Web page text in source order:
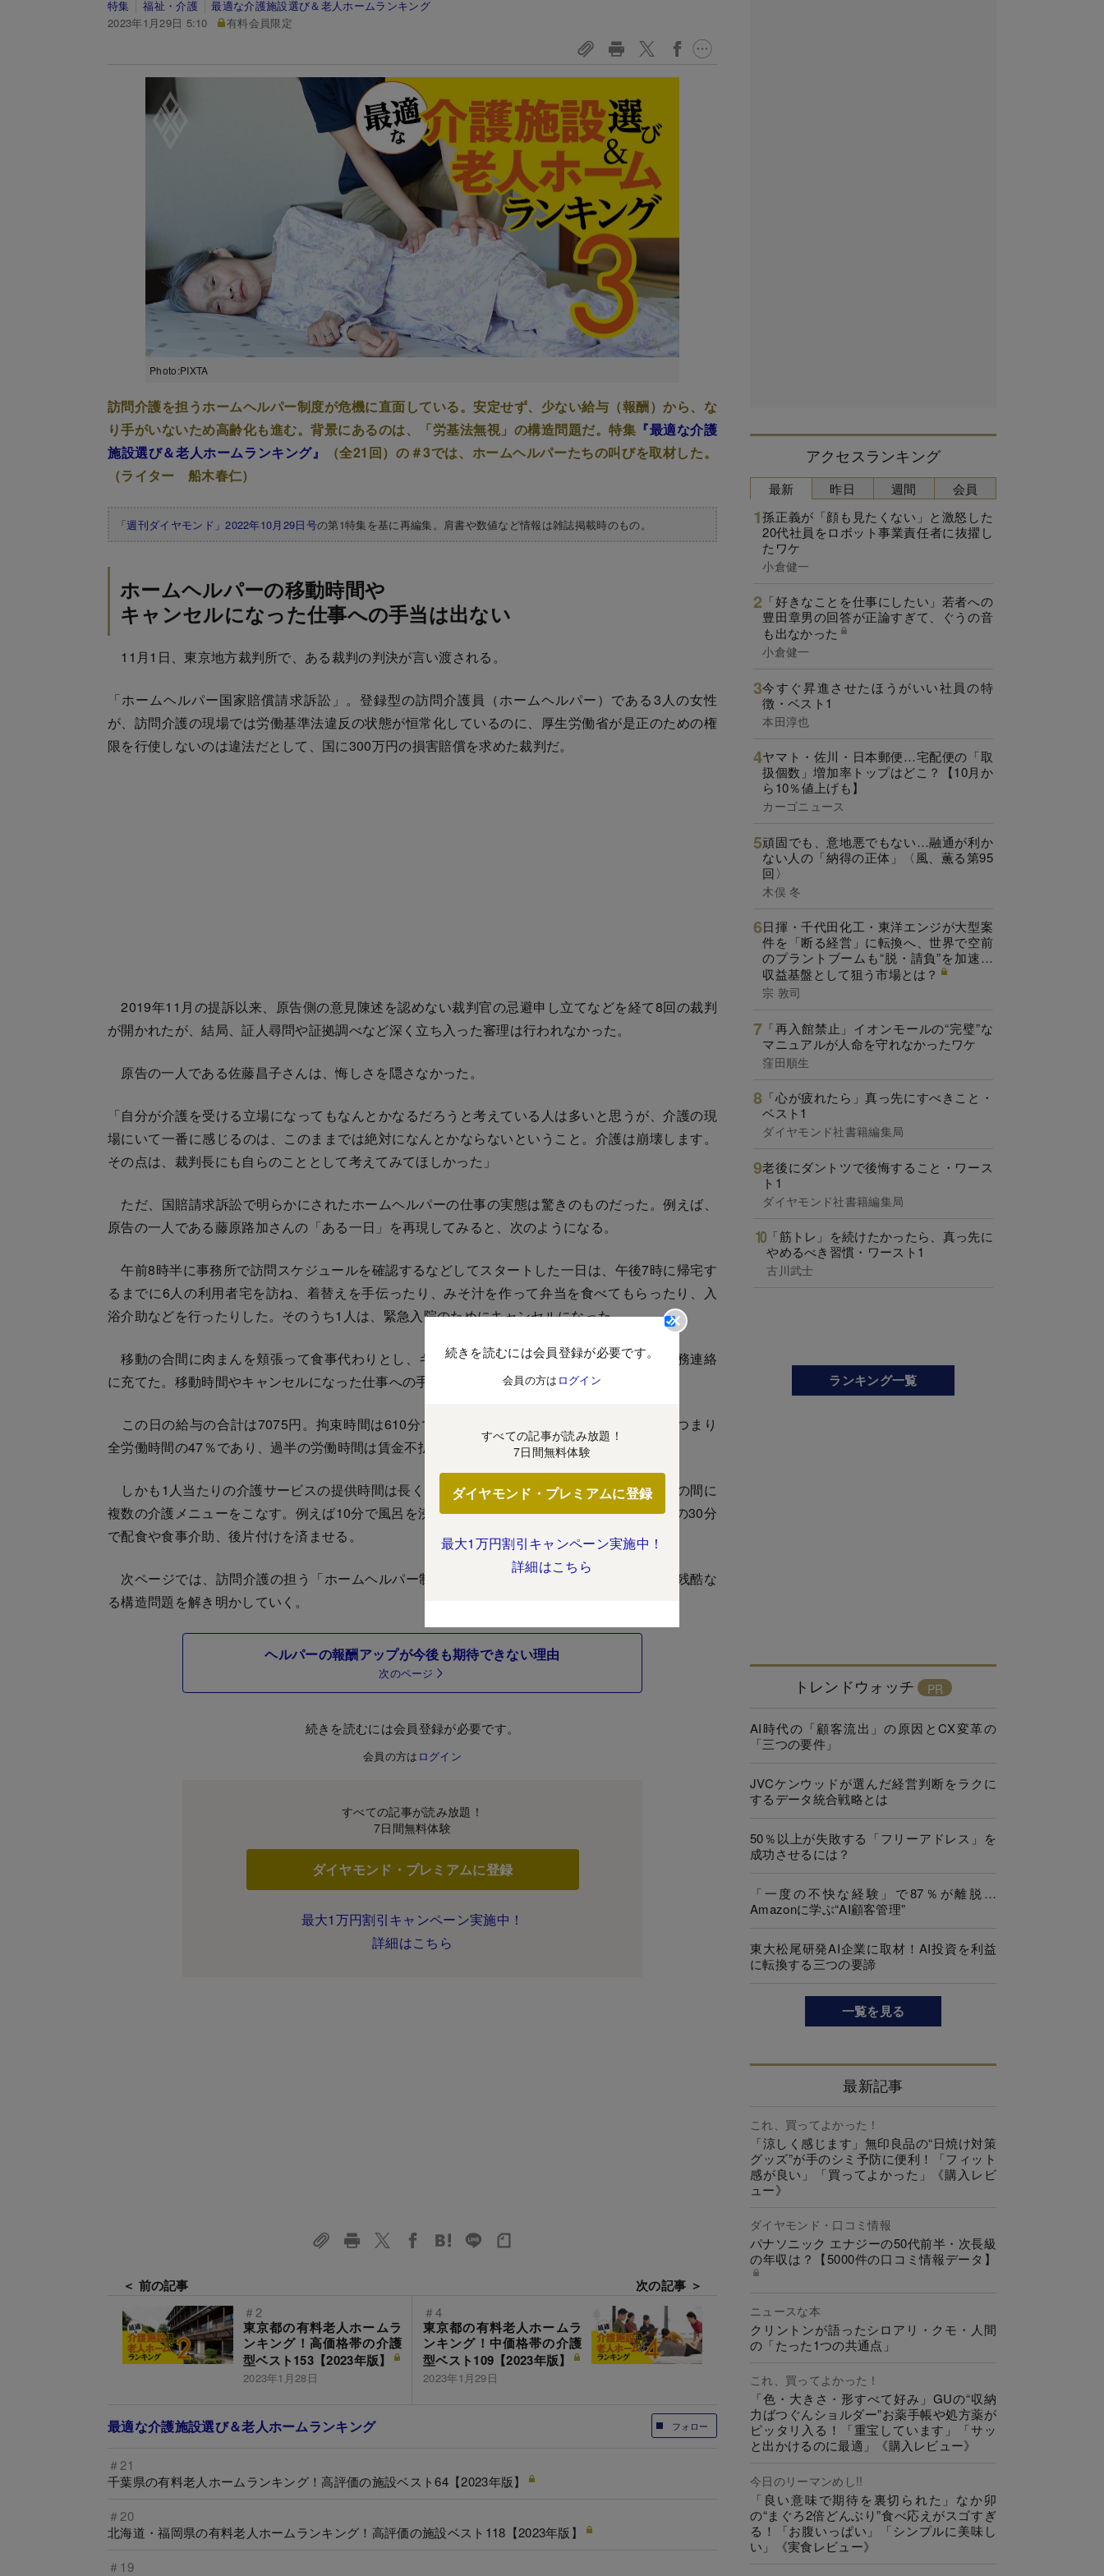
特集 福祉・介護
最適な介護施設選び＆老人ホームランキング
2023年1月29日 5:10
有料会員限定
Photo:PIXTA
訪問介護を担うホームヘルパー制度が危機に直面している。安定せず、少ない給与（報酬）から、な
り手がいないため高齢化も進む。背景にあるのは、「労基法無視」の構造問題だ。特集 『最適な介護
施設選び＆老人ホームランキング』
（全21回）の＃3では、ホームヘルパーたちの叫びを取材した。
（ライター 船木春仁）
「週刊ダイヤモンド」2022年10月29日号の第1特集を基に再編集。肩書や数値など情報は雑誌掲載時のもの。
ホームヘルパーの移動時間や
キャンセルになった仕事への手当は出ない
11月1日、東京地方裁判所で、ある裁判の判決が言い渡される。
「ホームヘルパー国家賠償請求訴訟」。登録型の訪問介護員（ホームヘルパー）である3人の女性
が、訪問介護の現場では労働基準法違反の状態が恒常化しているのに、厚生労働省が是正のための権
限を行使しないのは違法だとして、国に300万円の損害賠償を求めた裁判だ。
2019年11月の提訴以来、原告側の意見陳述を認めない裁判官の忌避申し立てなどを経て8回の裁判
が開かれたが、結局、証人尋問や証拠調べなど深く立ち入った審理は行われなかった。
原告の一人である佐藤昌子さんは、悔しさを隠さなかった。
「自分が介護を受ける立場になってもなんとかなるだろうと考えている人は多いと思うが、介護の現
場にいて一番に感じるのは、このままでは絶対になんとかならないということ。介護は崩壊します。
その点は、裁判長にも自らのこととして考えてみてほしかった」
ただ、国賠請求訴訟で明らかにされたホームヘルパーの仕事の実態は驚きのものだった。例えば、
原告の一人である藤原路加さんの「ある一日」を再現してみると、次のようになる。
午前8時半に事務所で訪問スケジュールを確認するなどしてスタートした一日は、午後7時に帰宅す
るまでに6人の利用者宅を訪ね、着替えを手伝ったり、みそ汁を作って弁当を食べてもらったり、入
浴介助などを行ったりした。そのうち1人は、緊急入院のためにキャンセルになった。
移動の合間に肉まんを頬張って食事代わりとし、キャンセルで待機となった時間は公園で事務連絡
に充てた。移動時間やキャンセルになった仕事への手当はない。
この日の給与の合計は7075円。拘束時間は610分で、そのうちサービス提供時間は285分。つまり
全労働時間の47％であり、過半の労働時間は賃金不払いとなっていた。
しかも1人当たりの介護サービスの提供時間は長くても1時間で、最短の人は30分だった。この間に
複数の介護メニューをこなす。例えば10分で風呂を沸かし、20分で洗髪と洗身を済ませ、残りの30分
で配食や食事介助、後片付けを済ませる。
次ページでは、訪問介護の担う「ホームヘルパー制度」危機の裏にある、「労基法無視」の残酷な
る構造問題を解き明かしていく。
ヘルパーの報酬アップが今後も期待できない理由
次のページ
続きを読むには会員登録が必要です。
会員の方は ログイン
すべての記事が読み放題！
7日間無料体験
ダイヤモンド・プレミアムに登録
最大1万円割引キャンペーン実施中！
詳細はこちら
続きを読むには会員登録が必要です。
会員の方は ログイン
すべての記事が読み放題！
7日間無料体験
ダイヤモンド・プレミアムに登録
最大1万円割引キャンペーン実施中！
詳細はこちら
＜ 前の記事
＃2
東京都の有料老人ホームラ
ンキング！高価格帯の介護
型ベスト153【2023年版】
2023年1月28日
次の記事 ＞
＃4
東京都の有料老人ホームラ
ンキング！中価格帯の介護
型ベスト109【2023年版】
2023年1月29日
フォロー
最適な介護施設選び＆老人ホームランキング
＃21
千葉県の有料老人ホームランキング！高評価の施設ベスト64【2023年版】
＃20
北海道・福岡県の有料老人ホームランキング！高評価の施設ベスト118【2023年版】
＃19
アクセスランキング
最新
孫正義が「顔も見たくない」と激怒した
20代社員をロボット事業責任者に抜擢し
たワケ
小倉健一
「好きなことを仕事にしたい」若者への
豊田章男の回答が正論すぎて、ぐうの音
も出なかった
小倉健一
今すぐ昇進させたほうがいい社員の特
徴・ベスト1
本田淳也
ヤマト・佐川・日本郵便…宅配便の「取
扱個数」増加率トップはどこ？【10月か
ら10％値上げも】
カーゴニュース
頑固でも、意地悪でもない…融通が利か
ない人の「納得の正体」〈風、薫る第95
回〉
木俣 冬
日揮・千代田化工・東洋エンジが大型案
件を「断る経営」に転換へ、世界で空前
のプラントブームも“脱・請負”を加速…
収益基盤として狙う市場とは？
宗 敦司
「再入館禁止」イオンモールの“完璧”な
マニュアルが人命を守れなかったワケ
窪田順生
「心が疲れたら」真っ先にすべきこと・
ベスト1
ダイヤモンド社書籍編集局
老後にダントツで後悔すること・ワース
ト1
ダイヤモンド社書籍編集局
「筋トレ」を続けたかったら、真っ先に
やめるべき習慣・ワースト1
古川武士
昨日 週間 会員
ランキング一覧
トレンドウォッチ
AI時代の「顧客流出」の原因とCX変革の
「三つの要件」
JVCケンウッドが選んだ経営判断をラクに
するデータ統合戦略とは
50％以上が失敗する「フリーアドレス」を
成功させるには？
「一度の不快な経験」で87％が離脱…
Amazonに学ぶ“AI顧客管理”
東大松尾研発AI企業に取材！AI投資を利益
に転換する三つの要諦
一覧を見る
最新記事
これ、買ってよかった！
「涼しく感じます」無印良品の“日焼け対策
グッズ”が手のシミ予防に便利！「フィット
感が良い」「買ってよかった」《購入レビ
ュー》
ダイヤモンド・口コミ情報
パナソニック エナジーの50代前半・次長級
の年収は？【5000件の口コミ情報データ】
ニュースな本
クリントンが語ったシロアリ・クモ・人間
の「たった1つの共通点」
これ、買ってよかった！
「色・大きさ・形すべて好み」GUの“収納
力ばつぐんショルダー”お薬手帳や処方薬が
ピッタリ入る！「重宝しています」「サッ
と出かけるのに最適」《購入レビュー》
今日のリーマンめし!!
「良い意味で期待を裏切られた」なか卯
の“まぐろ2倍どんぶり”食べ応えがスゴすぎ
る！「お腹いっぱい」「シンプルに美味し
い」《実食レビュー》